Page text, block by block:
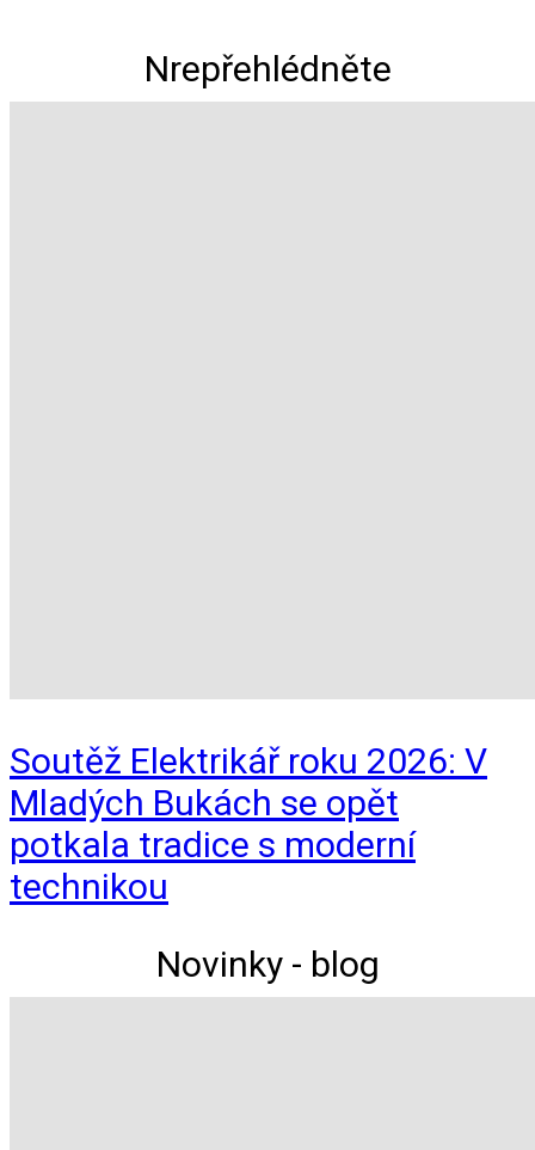
Nrepřehlédněte
Soutěž Elektrikář roku 2026: V
Mladých Bukách se opět
potkala tradice s moderní
technikou
Novinky - blog